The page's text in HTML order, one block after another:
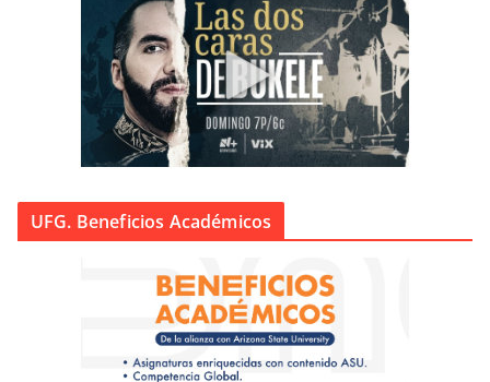
UFG. Beneficios Académicos